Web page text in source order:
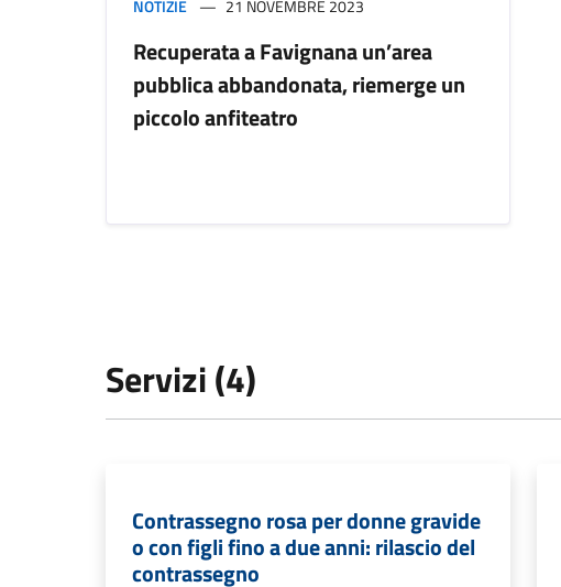
NOTIZIE 21 NOVEMBRE 2023
Recuperata a Favignana un’area
pubblica abbandonata, riemerge un
piccolo anfiteatro
Servizi (4)
Contrassegno rosa per donne gravide
o con figli fino a due anni: rilascio del
contrassegno